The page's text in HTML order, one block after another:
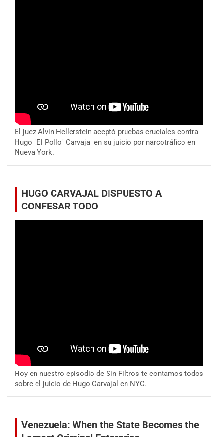
El juez Alvin Hellerstein aceptó pruebas cruciales contra
Hugo "El Pollo" Carvajal en su juicio por narcotráfico en
Nueva York.
HUGO CARVAJAL DISPUESTO A
CONFESAR TODO
Hoy en nuestro episodio de Sin Filtros te contamos todos
sobre el juicio de Hugo Carvajal en NYC.
Venezuela: When the State Becomes the